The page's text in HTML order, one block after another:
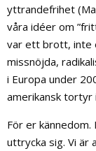
yttrandefrihet
våra idéer om
var ett brott, inte
missnöjda,
i Europa under
amerikansk tortyr
För er
uttrycka sig. Vi är